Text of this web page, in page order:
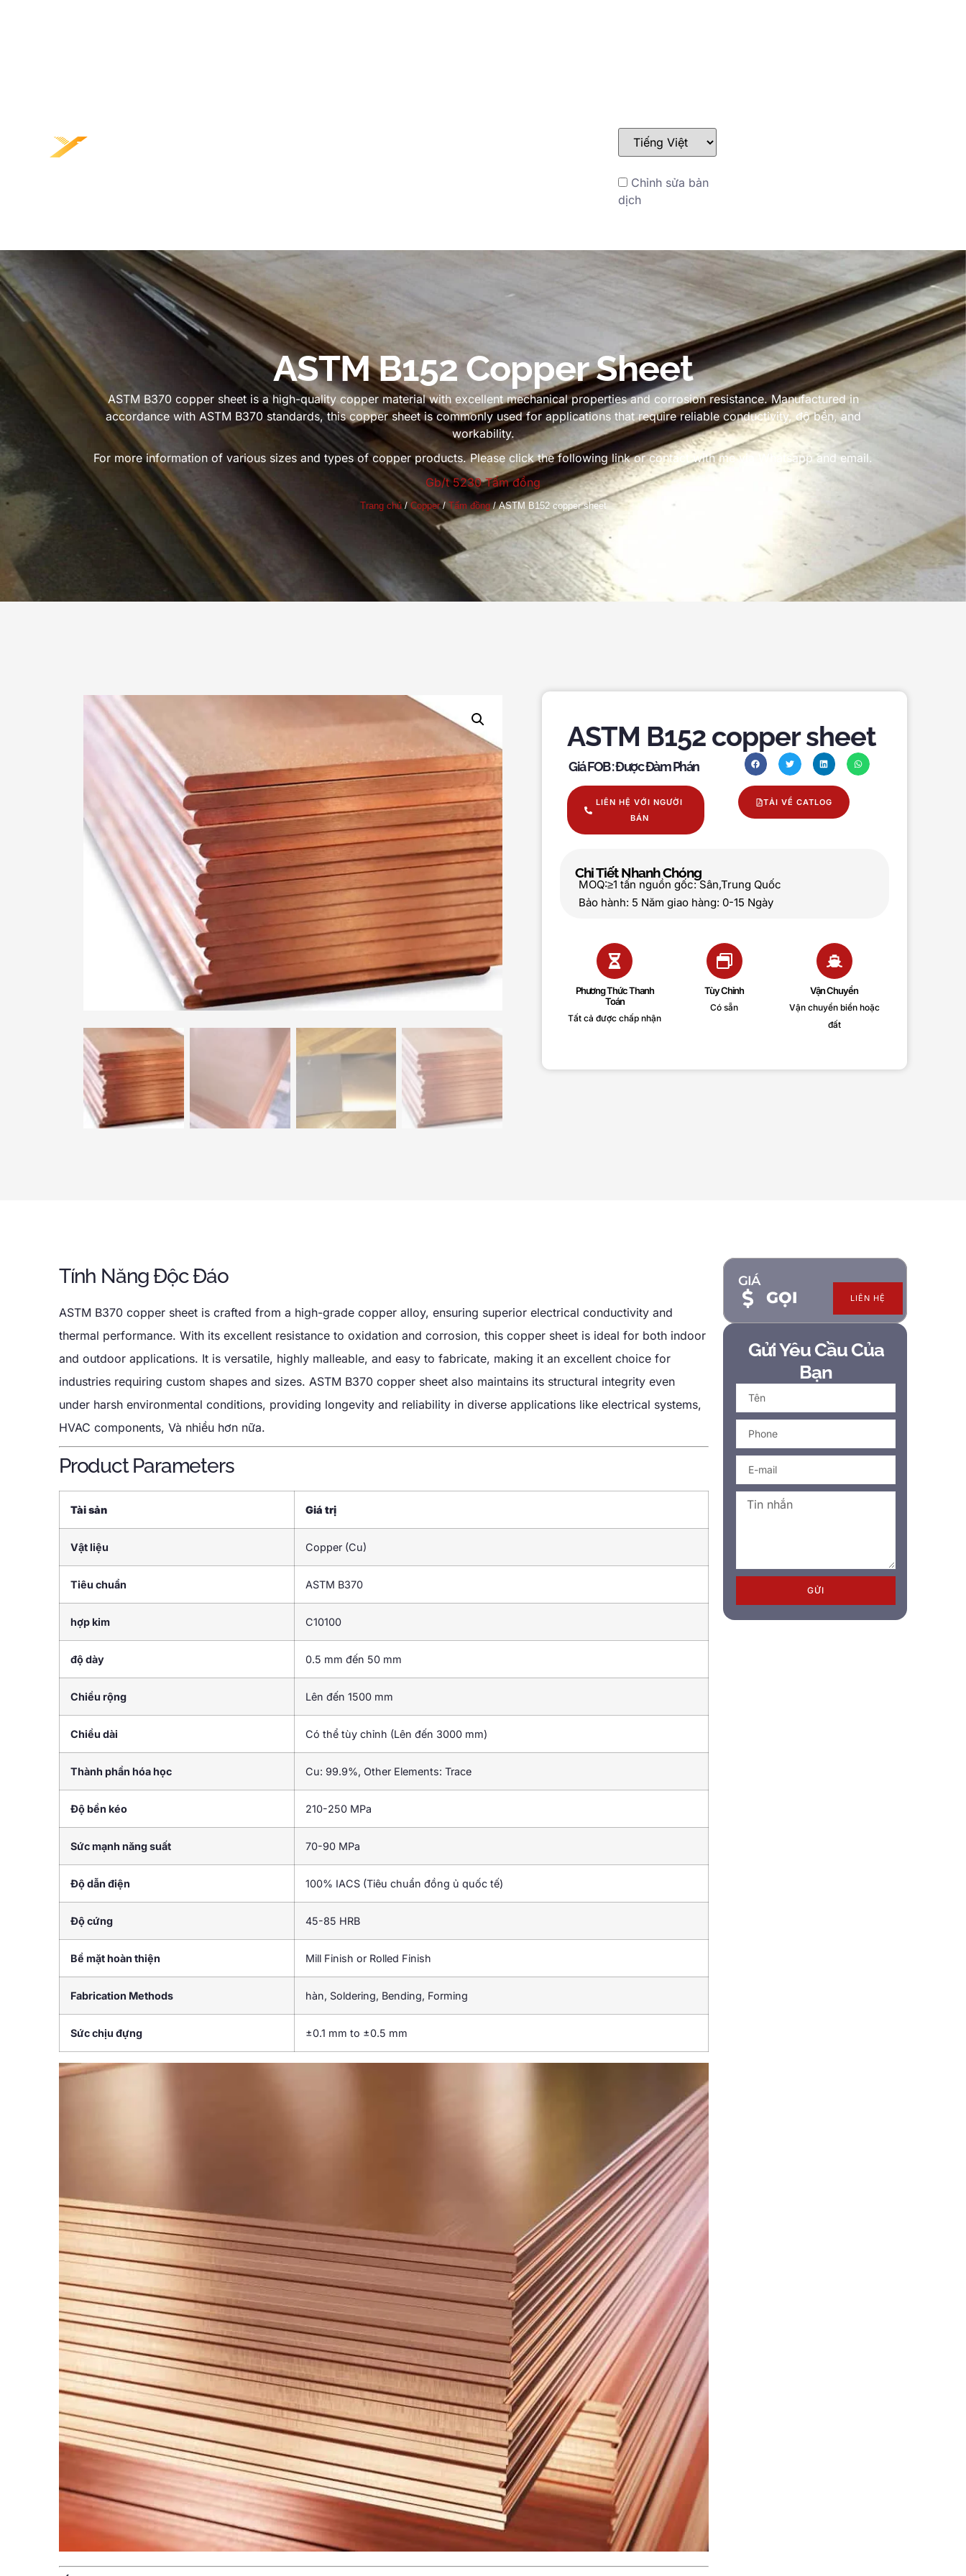
TRANG CHỦ
Chỉnh sửa bản
dịch
ASTM B152 Copper Sheet
ASTM B370 copper sheet is a high-quality copper material with excellent mechanical properties and corrosion resistance.Manufactured in
accordance with ASTM B370 standards,this copper sheet is commonly used for applications that require reliable conductivity, độ bền,and
workability.
For more information of various sizes and types of copper products.Please click the following link or contact with me via Whatsapp and email.
Gb/t 5230 Tấm đồng
Trang chủ/Copper/Tấm đồng/ASTM B152 copper sheet
ASTM B152 copper sheet
Giá FOB : Được Đàm Phán
LIÊN HỆ VỚI NGƯỜI
BÁN
TẢI VỀ CATLOG
Chi Tiết Nhanh Chóng
MOQ:≥1 tấn nguồn gốc: Sân,Trung Quốc
Bảo hành: 5 Năm giao hàng: 0-15 Ngày
Phương Thức Thanh
Toán
Tất cả được chấp nhận
Tùy Chỉnh
Có sẵn
Vận Chuyển
Vận chuyển biển hoặc
đất
Tính Năng Độc Đáo
ASTM B370 copper sheet is crafted from a high-grade copper alloy, ensuring superior electrical conductivity and
thermal performance. With its excellent resistance to oxidation and corrosion, this copper sheet is ideal for both indoor
and outdoor applications. It is versatile, highly malleable, and easy to fabricate, making it an excellent choice for
industries requiring custom shapes and sizes. ASTM B370 copper sheet also maintains its structural integrity even
under harsh environmental conditions, providing longevity and reliability in diverse applications like electrical systems,
HVAC components, Và nhiều hơn nữa.
Product Parameters
Tài sản Giá trị
Vật liệu Copper (Cu)
Tiêu chuẩn ASTM B370
hợp kim C10100
độ dày 0.5 mm đến 50 mm
Chiều rộng Lên đến 1500 mm
Chiều dài Có thể tùy chỉnh (Lên đến 3000 mm)
Thành phần hóa học Cu: 99.9%, Other Elements: Trace
Độ bền kéo 210-250 MPa
Sức mạnh năng suất 70-90 MPa
Độ dẫn điện 100% IACS (Tiêu chuẩn đồng ủ quốc tế)
Độ cứng 45-85 HRB
Bề mặt hoàn thiện Mill Finish or Rolled Finish
Fabrication Methods hàn, Soldering, Bending, Forming
Sức chịu đựng ±0.1 mm to ±0.5 mm
GIÁ
GỌI LIÊN HỆ
Gửi Yêu Cầu Của
Bạn
GỬI